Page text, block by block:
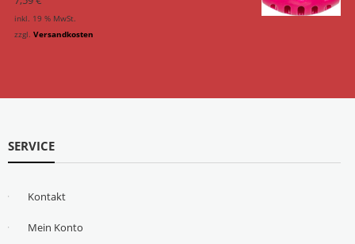
inkl. 19 % MwSt.
zzgl. Versandkosten
SERVICE
Kontakt
Mein Konto